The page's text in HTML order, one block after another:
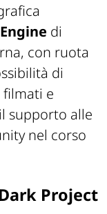
di
con ruota
di
filmati e
supporto alle
nel corso
Project